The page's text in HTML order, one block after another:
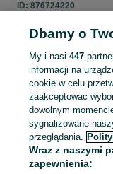
ID: 876724220
Zaloguj się lub
sprzedającym
Zaloguj się / Załóż
Wyślij
Dbamy o
My i nasi447
informacji na
cookie w celu
zaakceptować
dowolnym
sygnalizowane
przeglądania.
Wraz z naszymi
zapewnienia: